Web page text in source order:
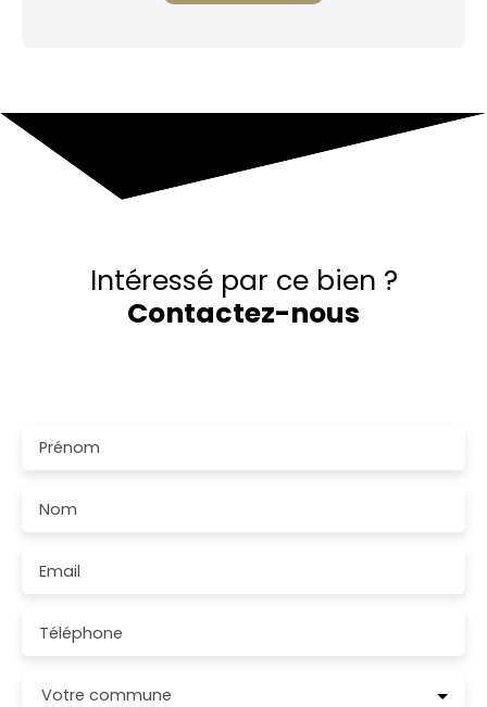
Intéressé par ce bien ?
Contactez-nous
Prénom
Nom
Email
Téléphone
Votre commune